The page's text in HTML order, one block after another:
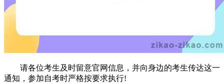
请各位考生及时留意官网信息，并向身边的考生传达这一
通知，参加自考时严格按要求执行!